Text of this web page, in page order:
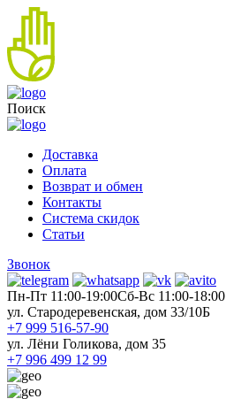
Поиск
Доставка
Оплата
Возврат и обмен
Контакты
Система скидок
Статьи
Звонок
Пн-Пт 11:00-19:00Cб-Вс 11:00-18:00
ул. Стародеревенская, дом 33/10Б
+7 999 516-57-90
ул. Лёни Голикова, дом 35
+7 996 499 12 99